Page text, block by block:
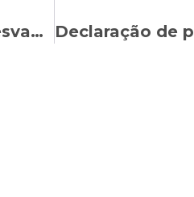
Trabalhador autônomo: quais as vantagens e desvantagens?